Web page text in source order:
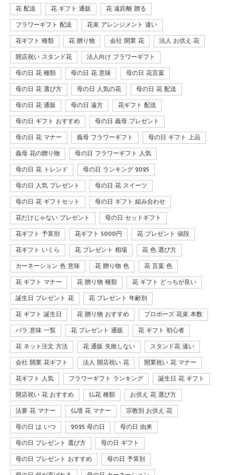
花 配送 花 ギフト 通販 花 遠距離 贈る
フラワーギフト 配送 花束 アレンジメント 違い
花ギフト 種類 花 贈り物 会社 開業 花 法人 お供え 花
開店祝い スタンド花 法人向け フラワーギフト
母の日 花 種類 母の日 花 意味 母の日 花言葉
母の日 花 選び方 母の日 人気の花 母の日 花 配送
母の日 花 通販 母の日 遠方 花ギフト 配送
母の日 ギフト おすすめ 母の日 義母 プレゼント
母の日 花 マナー 義母 フラワーギフト 母の日 ギフト 上品
義母 花の贈り物 母の日 フラワーギフト 人気
母の日 花 トレンド 母の日 ランキング 2025
母の日 人気 プレゼント 母の日 花 スイーツ
母の日 花 ギフトセット 母の日 ギフト 組み合わせ
花だけじゃない プレゼント 母の日 セットギフト
花ギフト 予算別 花ギフト 5000円 花 プレゼント 値段
花ギフト いくら 花 プレゼント 相場 花 色 選び方
カーネーション 色 意味 花 贈り物 色 花 言葉 色
花 ギフト マナー 花 贈り物 種類 花 ギフト どっちが良い
誕生日 プレゼント 花 花 プレゼント 年齢別
花 ギフト 誕生日 花 贈り物 おすすめ プロポーズ 花束 本数
バラ 意味 一覧 花 プレゼント 通販 花 ギフト 初心者
花 ネット注文 方法 花 通販 失敗しない スタンド花 違い
会社 開業 花ギフト 法人 開店祝い 花 開業祝い 花 マナー
花ギフト 人気 フラワーギフト ランキング 誕生日 花 ギフト
開店祝い 花 おすすめ 仏花 種類 お供え 花 選び方
法要 花 マナー 仏壇 花 マナー 宗教別 お供え 花
母の日 は いつ 2025 母の日 母の日 由来
母の日 プレゼント 選び方 母の日 ギフト
母の日 プレゼント おすすめ 母の日 予算別